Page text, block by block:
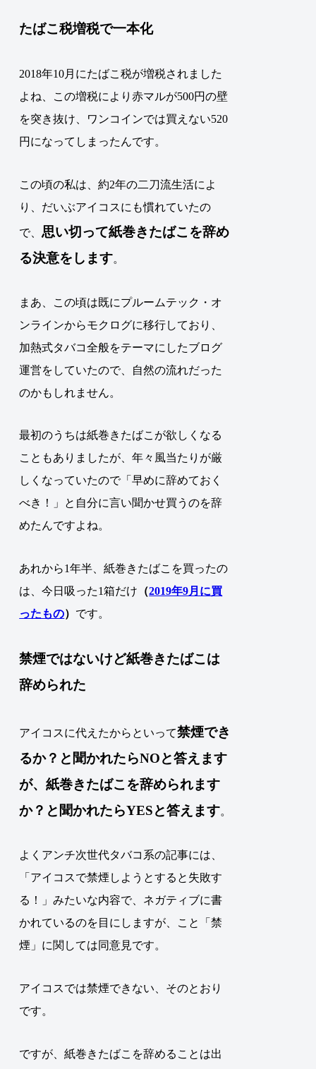
たばこ税増税で一本化
2018年10月にたばこ税が増税されました
よね、この増税により赤マルが500円の壁
を突き抜け、ワンコインでは買えない520
円になってしまったんです。
この頃の私は、約2年の二刀流生活によ
り、だいぶアイコスにも慣れていたの
で、思い切って紙巻きたばこを辞め
る決意をします。
まあ、この頃は既にプルームテック・オ
ンラインからモクログに移行しており、
加熱式タバコ全般をテーマにしたブログ
運営をしていたので、自然の流れだった
のかもしれません。
最初のうちは紙巻きたばこが欲しくなる
こともありましたが、年々風当たりが厳
しくなっていたので「早めに辞めておく
べき！」と自分に言い聞かせ買うのを辞
めたんですよね。
あれから1年半、紙巻きたばこを買ったの
は、今日吸った1箱だけ （2019年9月に買
ったもの） です。
禁煙ではないけど紙巻きたばこは
辞められた
アイコスに代えたからといって禁煙でき
るか？と聞かれたらNOと答えます
が、紙巻きたばこ を辞められます
か？と聞かれたらYESと答えます。
よくアンチ次世代タバコ系の記事には、
「アイコスで禁煙しようとすると失敗す
る！」みたいな内容で、ネガティブに書
かれているのを目にしますが、こと「禁
煙」に関しては同意見です。
アイコスでは禁煙できない、そのとおり
です。
ですが、紙巻きたばこを辞めることは出